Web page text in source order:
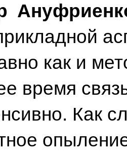
как и
время
Как